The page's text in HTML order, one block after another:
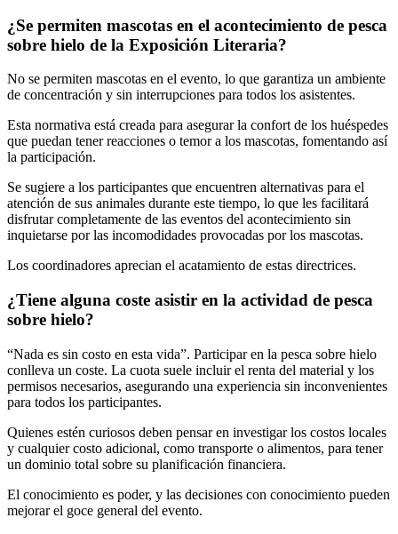
¿Se permiten mascotas en el acontecimiento de pesca
sobre hielo de la Exposición Literaria?
No se permiten mascotas en el evento, lo que garantiza un ambiente
de concentración y sin interrupciones para todos los asistentes.
Esta normativa está creada para asegurar la confort de los huéspedes
que puedan tener reacciones o temor a los mascotas, fomentando así
la participación.
Se sugiere a los participantes que encuentren alternativas para el
atención de sus animales durante este tiempo, lo que les facilitará
disfrutar completamente de las eventos del acontecimiento sin
inquietarse por las incomodidades provocadas por los mascotas.
Los coordinadores aprecian el acatamiento de estas directrices.
¿Tiene alguna coste asistir en la actividad de pesca
sobre hielo?
“Nada es sin costo en esta vida”. Participar en la pesca sobre hielo
conlleva un coste. La cuota suele incluir el renta del material y los
permisos necesarios, asegurando una experiencia sin inconvenientes
para todos los participantes.
Quienes estén curiosos deben pensar en investigar los costos locales
y cualquier costo adicional, como transporte o alimentos, para tener
un dominio total sobre su planificación financiera.
El conocimiento es poder, y las decisiones con conocimiento pueden
mejorar el goce general del evento.